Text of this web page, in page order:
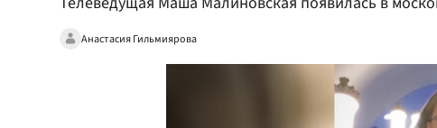
Анастасия Гильмиярова